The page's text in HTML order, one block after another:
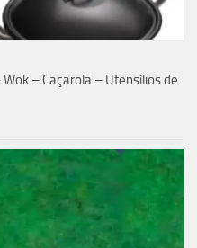
– Caçarola – Utensílios de